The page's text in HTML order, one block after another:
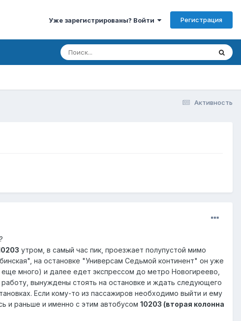
Уже зарегистрированы? Войти Регистрация
Активность
утром, в самый час пик, проезжает полупустой мимо
на остановке "Универсам Седьмой континент" он уже
много) и далее едет экспрессом до метро Новогиреево,
вынуждены стоять на остановке и ждать следующего
Если кому-то из пассажиров необходимо выйти и ему
и раньше и именно с этим автобусом 10203 (вторая колонна